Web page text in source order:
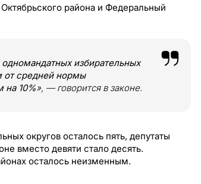
района и Федеральный
избирательных
от средней нормы
на 10%», — говорится в законе.
округов осталось пять, депутаты
вместо девяти стало десять.
осталось неизменным.